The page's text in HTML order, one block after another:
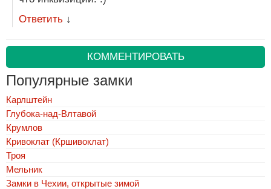
Ответить ↓
КОММЕНТИРОВАТЬ
Популярные замки
Карлштейн
Глубока-над-Влтавой
Крумлов
Кривоклат (Кршивоклат)
Троя
Мельник
Замки в Чехии, открытые зимой